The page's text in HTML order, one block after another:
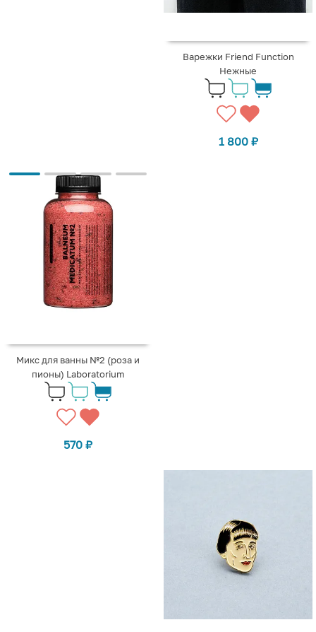
Варежки Friend Function
Нежные
1 800 ₽
Микс для ванны №2 (роза и
пионы) Laboratorium
570 ₽